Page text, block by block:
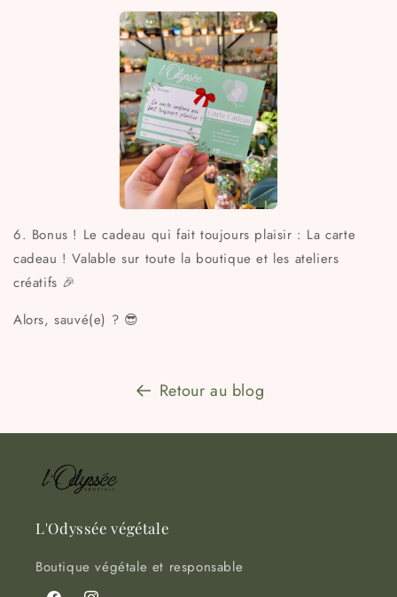
6. Bonus ! Le cadeau qui fait toujours plaisir : La carte
cadeau ! Valable sur toute la boutique et les ateliers
créatifs 🎉
Alors, sauvé(e) ? 😎
Retour au blog
L'Odyssée végétale
Boutique végétale et responsable